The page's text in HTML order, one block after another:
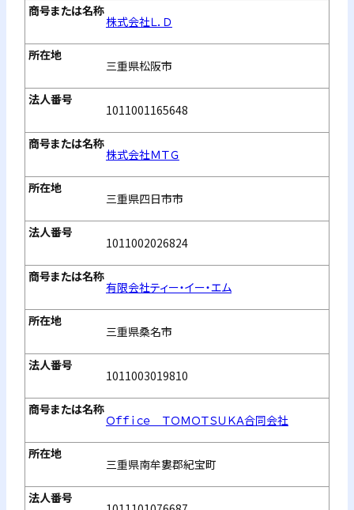
株式会社Ｌ．Ｄ
三重県松阪市
1011001165648
株式会社ＭＴＧ
三重県四日市市
1011002026824
有限会社ティー・イー・エム
三重県桑名市
1011003019810
Ｏｆｆｉｃｅ ＴＯＭＯＴＳＵＫＡ合同会社
三重県南牟婁郡紀宝町